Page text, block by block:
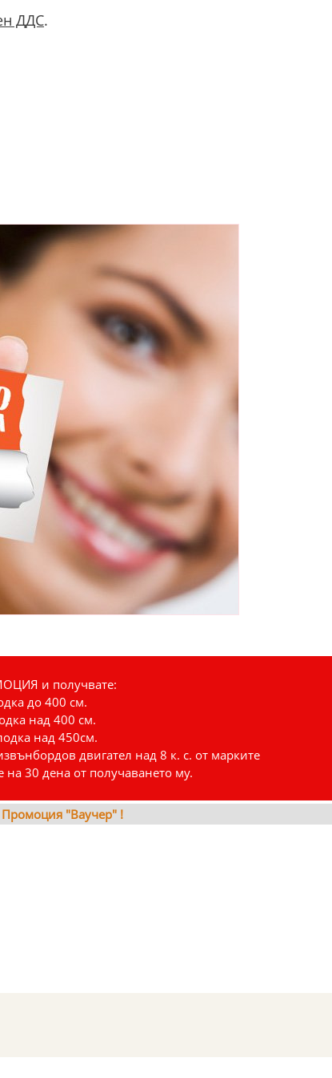
ДДС.
и получвате:
до 400 см.
над 400 см.
над 450см.
двигател над 8 к. с. от марките
на 30 дена от получаването му.
"Ваучер" !